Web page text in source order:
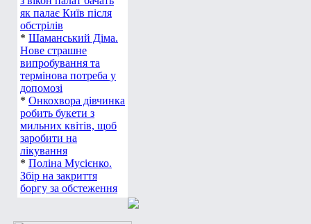
як палає Київ після
обстрілів
* Шаманський Діма.
Нове страшне
випробування та
термінова потреба у
допомозі
* Онкохвора дівчинка
робить букети з
мильних квітів, щоб
заробити на
лікування
* Поліна Мусієнко.
Збір на закриття
боргу за обстеження